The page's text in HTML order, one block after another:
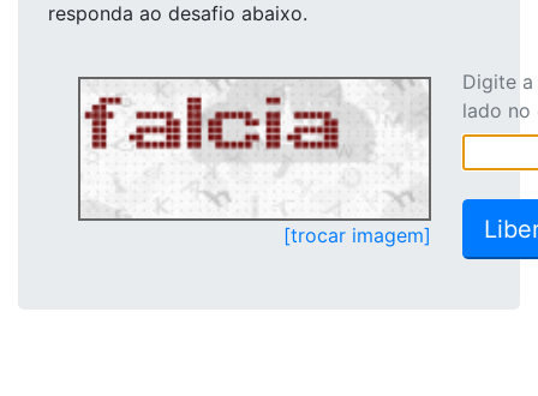
responda ao desafio abaixo.
[trocar imagem]
Digite
lado no